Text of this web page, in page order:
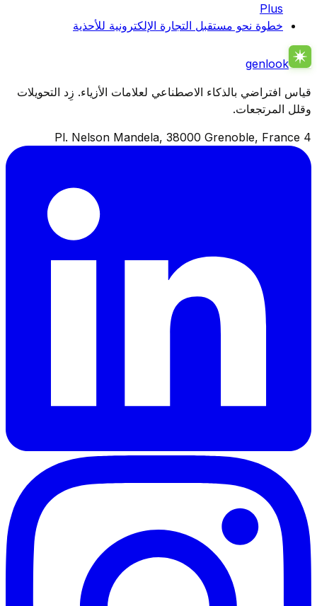
Plus
خطوة نحو مستقبل التجارة الإلكترونية للأحذية
genlook
قياس افتراضي بالذكاء الاصطناعي لعلامات الأزياء. زِد التحويلات
وقلل المرتجعات.
4 Pl. Nelson Mandela, 38000 Grenoble, France